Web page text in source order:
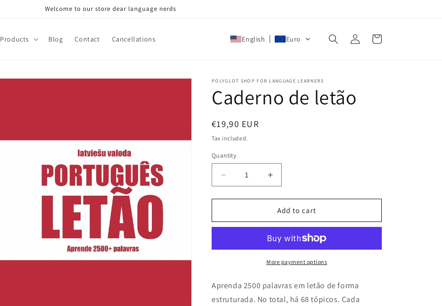
Welcome to our store dear language nerds
Products Blog Contact Cancellations English Euro
Log
in
Cart
POLYGLOT SHOP FOR LANGUAGE LEARNERS
Caderno de letão
Regular
price
€19,90 EUR
Tax included.
Quantity
Decrease
quantity
for
de
Increase
quantity
for
Caderno
de
Add to cart
More payment options
Aprenda 2500 palavras em letão de forma
estruturada. No total, há 68 tópicos. Cada